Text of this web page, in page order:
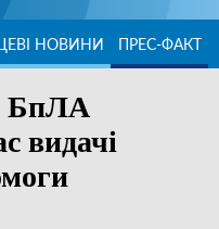
НОВИНИ ПРЕС-ФАКТ
БпЛА
видачі